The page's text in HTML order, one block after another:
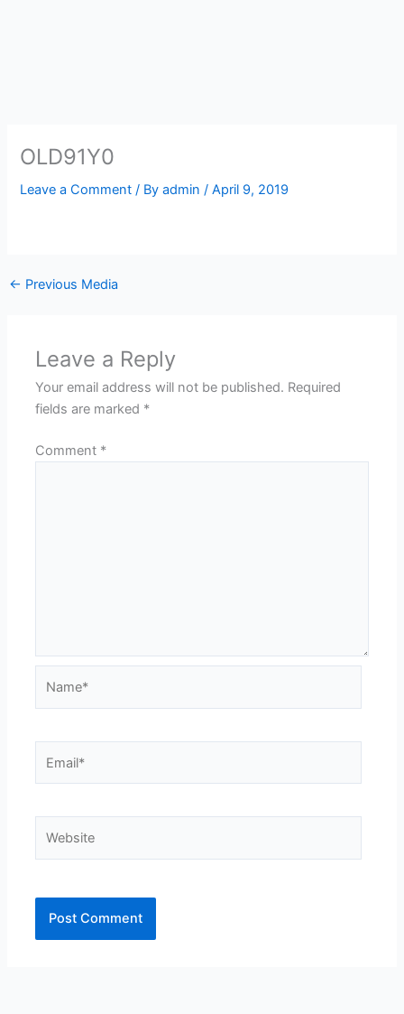
OLD91Y0
Leave a Comment / Byadmin/April 9, 2019
← Previous Media
Leave a Reply
Your email address will not be published. Required
fields are marked *
Comment *